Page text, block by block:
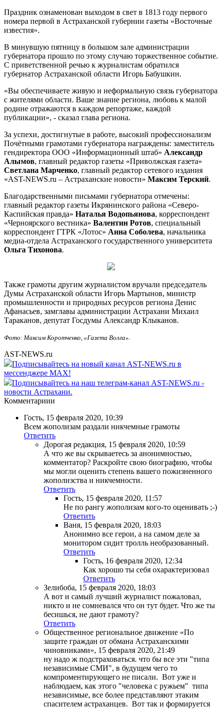
Праздник ознаменован выходом в свет в 1813 году первого
номера первой в Астраханской губернии газеты «Восточные
известия».
В минувшую пятницу в большом зале администрации
губернатора прошло по этому случаю торжественное событие.
С приветственной речью к журналистам обратился
губернатор Астраханской области Игорь Бабушкин.
«Вы обеспечиваете живую и неформальную связь губернатора
с жителями области. Ваше знание региона, любовь к малой
родине отражаются в каждом репортаже, каждой
публикации», - сказал глава региона.
За успехи, достигнутые в работе, высокий профессионализм
Почётными грамотами губернатора награждены: заместитель
гендиректора ООО «Информационный штаб» Александр
Алымов, главный редактор газеты «Приволжская газета»
Светлана Марченко, главный редактор сетевого издания
«AST-NEWS.ru – Астраханские новости» Максим Терский.
Благодарственными письмами губернатора отмечены:
главный редактор газеты Икрянинского района «Северо-
Каспийская правда» Наталья Водопьянова, корреспондент
«Черноярского вестника» Валентин Ротов, специальный
корреспондент ГТРК «Лотос» Анна Соболева, начальника
медиа-отдела Астраханского государственного университета
Ольга Тихонова.
Также грамоты другим журналистом вручали председатель
Думы Астраханской области Игорь Мартынов, министр
промышленности и природных ресурсов региона Денис
Афанасьев, замглавы администрации Астрахани Михаил
Тараканов, депутат Госдумы Александр Клыканов.
Фото: Максим Коротченко, «Газета Волга».
AST-NEWS.ru
Подписывайтесь на новый канал AST-NEWS.ru в
мессенджере MAX!
Подписывайтесь на наш телеграм-канал AST-NEWS.ru -
новости Астрахани.
Комментариии
Гость, 15 февраля 2020, 10:39
Всем жополизам раздали никчемные грамоты
Ответить
Дорогая редакция, 15 февраля 2020, 10:59
А что же вы скрываетесь за анонимностью,
комментатор? Раскройте свою биографию, чтобы
мы могли оценить степень вашего пожизненного
жополизства и никчемности.
Ответить
Гость, 15 февраля 2020, 11:57
Не по рангу жополизам кого-то оценивать ;-)
Ответить
Ваня, 15 февраля 2020, 18:03
Анонимно все герои, а на самом деле за
монитором сидит тролль необразованный.
Ответить
Гость, 16 февраля 2020, 12:34
Как хорошо ты себя охарактеризовал
Ответить
Зелибоба, 15 февраля 2020, 18:03
А вот и самый лучший журналист пожаловал,
никто и не сомневался что он тут будет. Что же ты
бесишься, не дают грамоту?
Ответить
Общественное региональное движение «По
защите граждан от обмана Астраханскими
чиновниками», 15 февраля 2020, 21:49
ну надо ж подстраховаться. что бы все эти "типа
независимые СМИ", в будущем чего то
компроментирующего не писали. Вот уже и
наблюдаем, как этого "человека с ружьем" типа
независимые, все более представляют этаким
спасителем астраханцев. Вот так и формируется